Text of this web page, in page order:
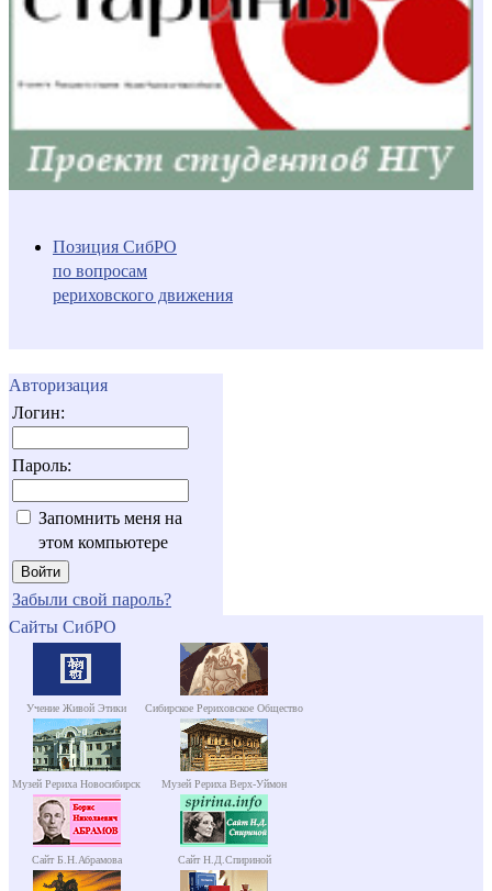
Позиция СибРО
по вопросам
рериховского движения
Авторизация
Логин:
Пароль:
Запомнить меня на
этом компьютере
Забыли свой пароль?
Сайты СибРО
Учение Живой Этики Сибирское Рериховское Общество
Музей Рериха Новосибирск Музей Рериха Верх-Уймон
Сайт Б.Н.Абрамова Сайт Н.Д.Спириной